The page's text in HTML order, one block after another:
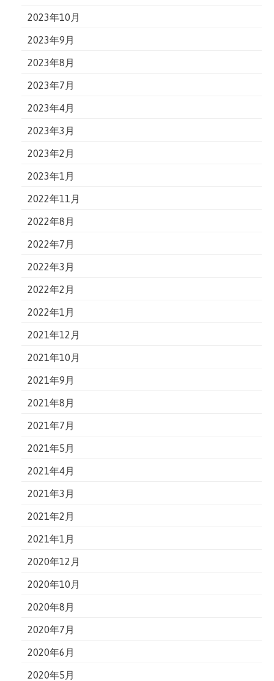
2023年10月
2023年9月
2023年8月
2023年7月
2023年4月
2023年3月
2023年2月
2023年1月
2022年11月
2022年8月
2022年7月
2022年3月
2022年2月
2022年1月
2021年12月
2021年10月
2021年9月
2021年8月
2021年7月
2021年5月
2021年4月
2021年3月
2021年2月
2021年1月
2020年12月
2020年10月
2020年8月
2020年7月
2020年6月
2020年5月